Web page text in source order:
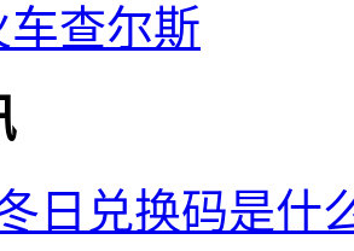
查尔斯
日兑换码是什